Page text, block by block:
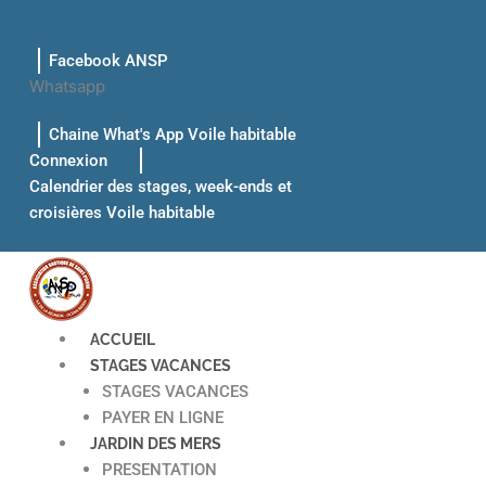
contenuFacebook ANSP
Whatsapp
Chaine What's App Voile habitable
Connexion
Calendrier des stages, week-ends et
croisières Voile habitable
ACCUEIL
STAGES VACANCES
STAGES VACANCES
PAYER EN LIGNE
JARDIN DES MERS
PRESENTATION